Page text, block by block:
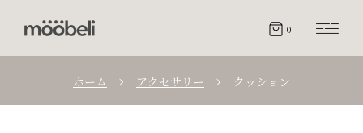
0
ホーム アクセサリー クッション